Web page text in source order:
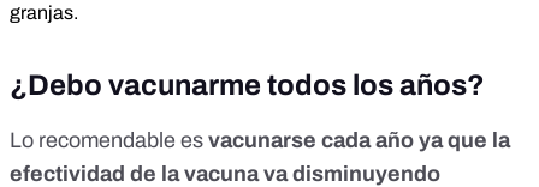
granjas.
¿Debo vacunarme todos los años?
Lo recomendable es vacunarse cada año ya que la
efectividad de la vacunava disminuyendo